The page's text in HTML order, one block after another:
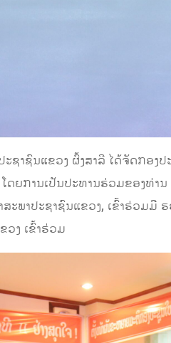
ະຊາຊົນແຂວງ ຜົ້ງສາລີ ໄດ້ຈັດກອ
ດຍການເປັນປະທານຮ່ວມຂອງທ່
ພາປະຊາຊົນແຂວງ, ເຂົ້າຮ່ວມມີ
ງ ເຂົ້າຮ່ວມ